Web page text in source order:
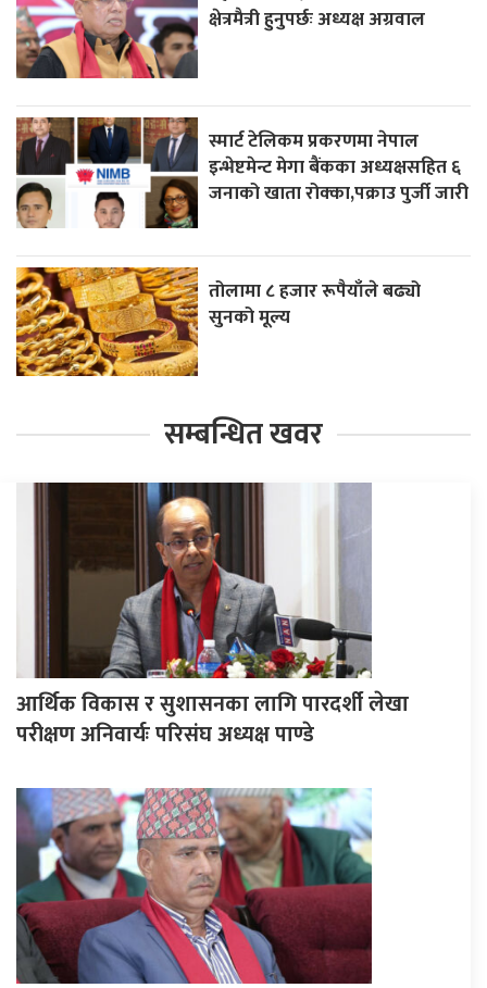
क्षेत्रमैत्री हुनुपर्छः अध्यक्ष अग्रवाल
स्मार्ट टेलिकम प्रकरणमा नेपाल
इन्भेष्टमेन्ट मेगा बैंकका अध्यक्षसहित ६
जनाको खाता रोक्का,पक्राउ पुर्जी जारी
तोलामा ८ हजार रूपैयाँले बढ्यो
सुनको मूल्य
सम्बन्धित खवर
आर्थिक विकास र सुशासनका लागि पारदर्शी लेखा
परीक्षण अनिवार्यः परिसंघ अध्यक्ष पाण्डे